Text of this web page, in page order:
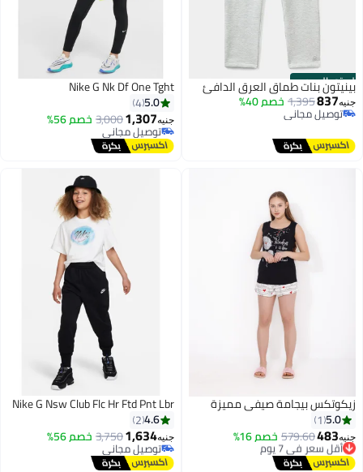
الستور الرسمي
بينيتون بنات طماق العرق الدافئ
جنيه837
1,395خصم 40%
توصيل مجاني
توصيل مجاني
Nike G Nk Df One Tght
5.0
4
جنيه1,307
3,000خصم 56%
توصيل مجاني
توصيل مجاني
زيكوتكس بيجامة صيفي مميزة
5.0
1
جنيه483
579.60خصم 16% أقل سعر في 7 يوم
توصيل مجاني
أقل سعر في 7 يوم
Nike G Nsw Club Flc Hr Ftd Pnt Lbr
4.6
2
جنيه1,634
3,750خصم 56%
توصيل مجاني
توصيل مجاني